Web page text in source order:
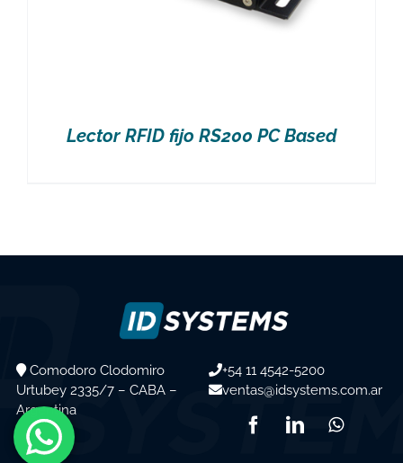
Lector RFID fijo RS200 PC Based
Comodoro Clodomiro
Urtubey 2335/7 – CABA –
Argentina
+54 11 4542-5200
ventas@idsystems.com.ar